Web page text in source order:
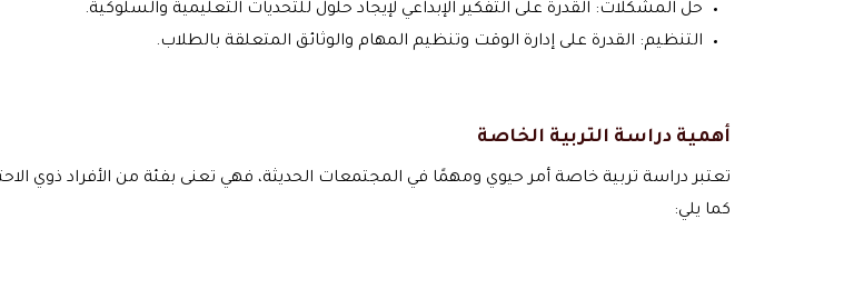
حل المشكلات: القدرة على التفكير الإبداعي لإيجاد حلول للتحديات التعليمية والسلوكية.
التنظيم: القدرة على إدارة الوقت وتنظيم المهام والوثائق المتعلقة بالطلاب.
أهمية دراسة التربية الخاصة
تعتبر دراسة تربية خاصة أمر حيوي ومهمًا في المجتمعات الحديثة، فهي تعنى بفئة من الأفراد ذوي
كما يلي: